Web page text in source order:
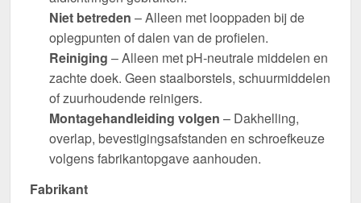
Niet betreden – Alleen met looppaden bij de
oplegpunten of dalen van de profielen.
Reiniging – Alleen met pH-neutrale middelen en
zachte doek. Geen staalborstels, schuurmiddelen
of zuurhoudende reinigers.
Montagehandleiding volgen – Dakhelling,
overlap, bevestigingsafstanden en schroefkeuze
volgens fabrikantopgave aanhouden.
Fabrikant